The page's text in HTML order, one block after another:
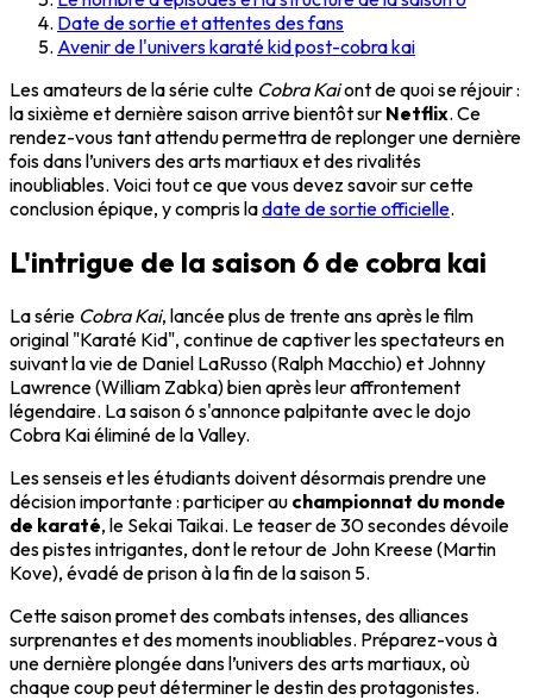
Date de sortie et attentes des fans
Avenir de l'univers karaté kid post-cobra kai
Les amateurs de la série culte Cobra Kaiont de quoi se réjouir :
la sixième et dernière saison arrive bientôt sur Netflix. Ce
rendez-vous tant attendu permettra de replonger une dernière
fois dans l’univers des arts martiaux et des rivalités
inoubliables. Voici tout ce que vous devez savoir sur cette
conclusion épique, y compris ladate de sortie officielle.
L'intrigue de la saison 6 de cobra kai
La série Cobra Kai, lancée plus de trente ans après le film
original "Karaté Kid", continue de captiver les spectateurs en
suivant la vie de Daniel LaRusso (Ralph Macchio) et Johnny
Lawrence (William Zabka) bien après leur affrontement
légendaire. La saison 6 s'annonce palpitante avec le dojo
Cobra Kai éliminé de la Valley.
Les senseis et les étudiants doivent désormais prendre une
décision importante : participer au championnat du monde
de karaté, le Sekai Taikai. Le teaser de 30 secondes dévoile
des pistes intrigantes, dont le retour de John Kreese (Martin
Kove), évadé de prison à la fin de la saison 5.
Cette saison promet des combats intenses, des alliances
surprenantes et des moments inoubliables. Préparez-vous à
une dernière plongée dans l’univers des arts martiaux, où
chaque coup peut déterminer le destin des protagonistes.